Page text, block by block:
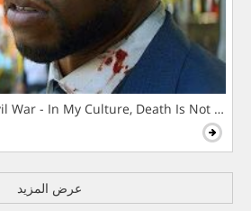
War - In My Culture, Death Is Not The
عرض المزيد